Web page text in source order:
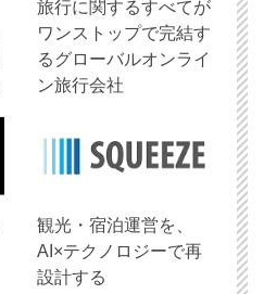
旅行に関するすべてが
ワンストップで完結す
るグローバルオンライ
ン旅行会社
観光・宿泊運営を、
AI×テクノロジーで再
設計する